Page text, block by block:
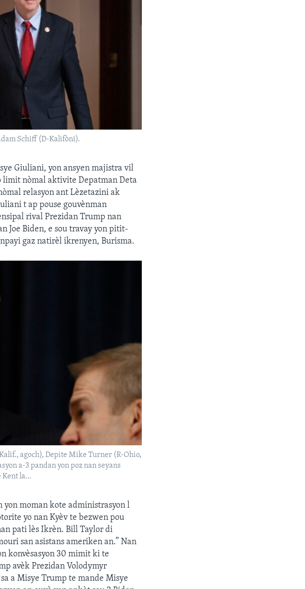
Schiff (D-Kalifòni).
Giuliani, yon ansyen majistra vil
limit nòmal aktivite Depatman Deta
relasyon ant Lèzetazini ak
t ap pouse gouvènman
rival Prezidan Trump nan
Joe Biden, e sou travay yon pitit-
gaz natirèl ikrenyen, Burisma.
agoch), Depite Mike Turner (R-Ohio,
a-3 pandan yon poz nan seyans
Kent la…
yon moman kote administrasyon l
yo nan Kyèv te bezwen pou
pati lès Ikrèn. Bill Taylor di
san asistans ameriken an.” Nan
konvèsasyon 30 mimit ki te
avèk Prezidan Volodymyr
a Misye Trump te mande Misye